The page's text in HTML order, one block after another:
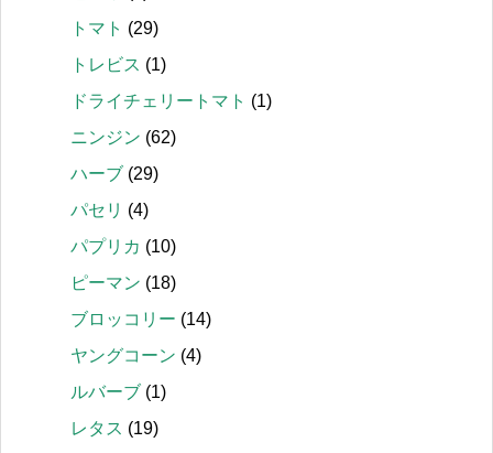
トマト (29)
トレビス (1)
ドライチェリートマト (1)
ニンジン (62)
ハーブ (29)
パセリ (4)
パプリカ (10)
ピーマン (18)
ブロッコリー (14)
ヤングコーン (4)
ルバーブ (1)
レタス (19)